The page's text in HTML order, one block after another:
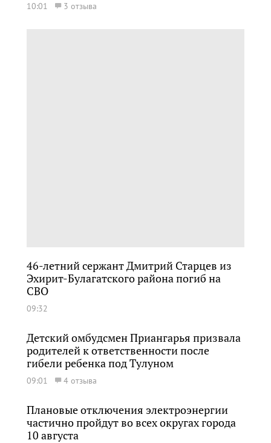
10:01 3 отзыва
46-летний сержант Дмитрий Старцев из
Эхирит-Булагатского района погиб на
СВО
09:32
Детский омбудсмен Приангарья призвала
родителей к ответственности после
гибели ребенка под Тулуном
09:01 4 отзыва
Плановые отключения электроэнергии
частично пройдут во всех округах города
10 августа